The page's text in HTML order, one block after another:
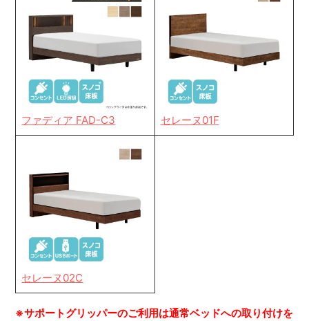
ファディア FAD-C3 セレーヌ01F
セレーヌ02C
※サポートグリッパーのご利用は通常ベッドへの取り付けを